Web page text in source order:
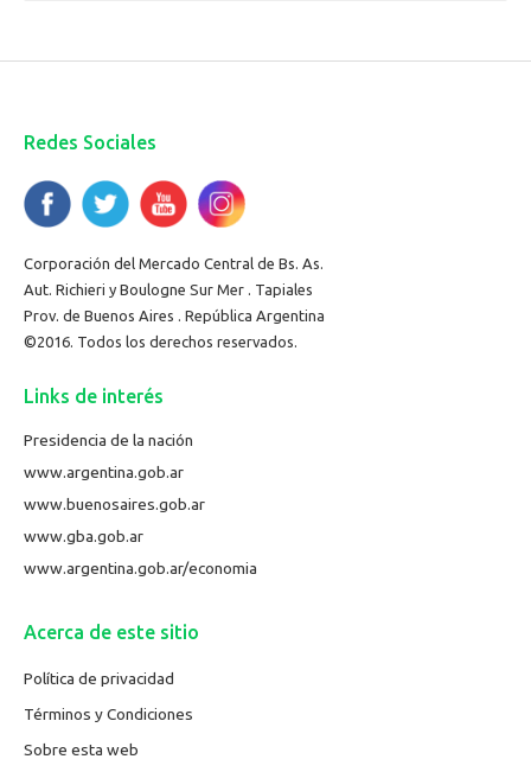
Redes Sociales
Corporación del Mercado Central de Bs. As.
Aut. Richieri y Boulogne Sur Mer . Tapiales
Prov. de Buenos Aires . República Argentina
©2016. Todos los derechos reservados.
Links de interés
Presidencia de la nación
www.argentina.gob.ar
www.buenosaires.gob.ar
www.gba.gob.ar
www.argentina.gob.ar/economia
Acerca de este sitio
Política de privacidad
Términos y Condiciones
Sobre esta web